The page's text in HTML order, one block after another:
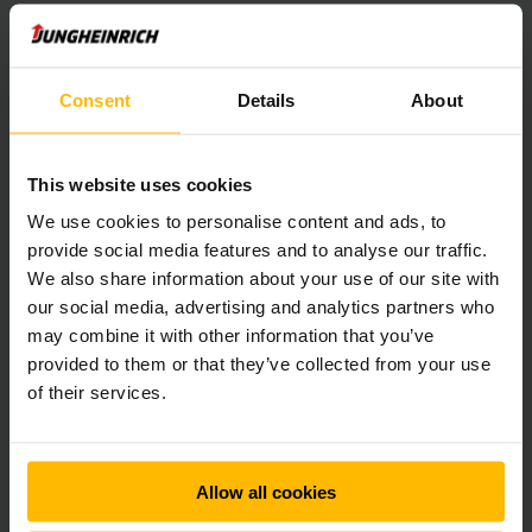
Consent Details About
This website uses cookies
We use cookies to personalise content and ads, to
provide social media features and to analyse our traffic.
We also share information about your use of our site with
our social media, advertising and analytics partners who
may combine it with other information that you’ve
provided to them or that they’ve collected from your use
of their services.
Allow all cookies
Digitale assistentiesystemen
Een lastdiagram is niet altijd genoeg. Vaak weet een
Daarnaast zijn er diverse digitale assistentiesystemen die
de chauffeur extra ondersteunen en het werk makkelijker
maken. Zo controleert ons assistentiesysteem
operationCONTROLvoortdurend de hefhoogte en last. Zodra
een last te hoog is geheven, klinkt een signaal en toont het
display een waarschuwing. Dit levert meer veiligheid op.
Wilt u de veiligheid in uw bedrijf vergroten? Neem contact
met ons op voor de mogelijkheden en ontvang advies op
VRAAG HIER MEER INFORMATIE AAN!